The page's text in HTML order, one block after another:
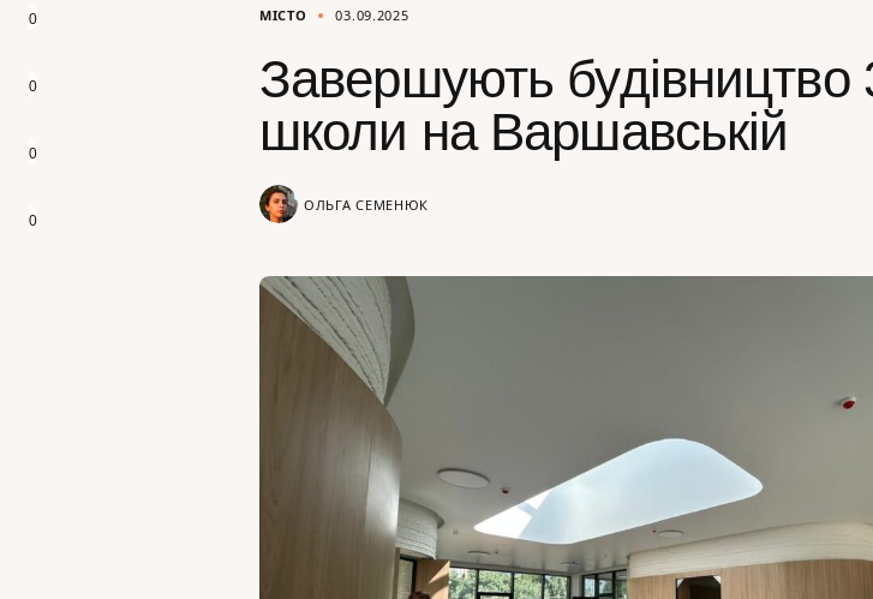
МІСТО 03.09.2025
Завершують будівництво
школи на Варшавській
ОЛЬГА СЕМЕНЮК
0
0
0
0